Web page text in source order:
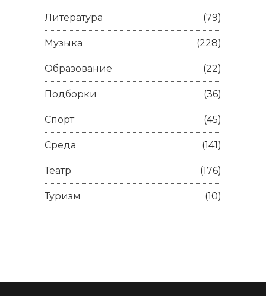
Литература (79)
Музыка (228)
Образование (22)
Подборки (36)
Спорт (45)
Среда (141)
Театр (176)
Туризм (10)